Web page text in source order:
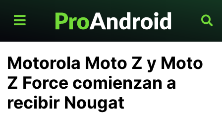
Motorola Moto Z y Moto
Z Force comienzan a
recibir Nougat